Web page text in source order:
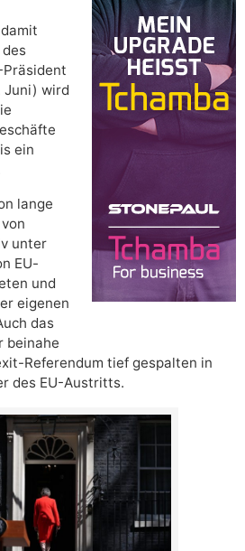
Juni) wird
ein
lange
unter
EU-
und
eigenen
das
beinahe
Referendum tief gespalten in
des EU-Austritts.